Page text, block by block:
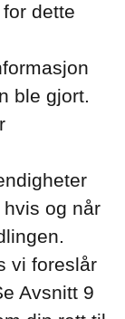
dette
ble gjort.
og når
vi foreslår
Avsnitt 9